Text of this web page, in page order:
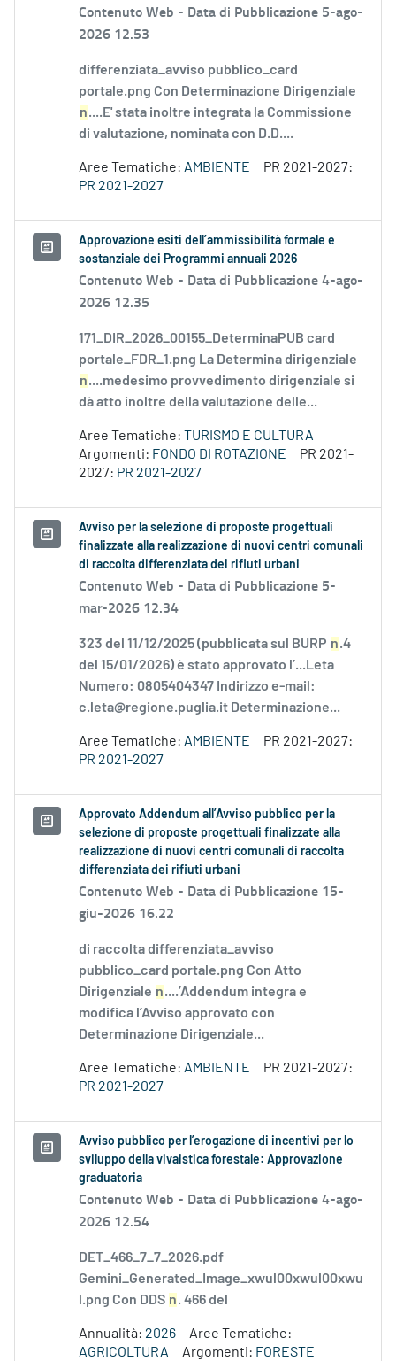
Contenuto Web - Data di Pubblicazione 5-ago-
2026 12.53
differenziata_avviso pubblico_card
portale.png Con Determinazione Dirigenziale
n....E' stata inoltre integrata la Commissione
di valutazione, nominata con D.D....
Aree Tematiche: AMBIENTE
PR 2021-2027:
PR 2021-2027
Approvazione esiti dell’ammissibilità formale e
sostanziale dei Programmi annuali 2026
Contenuto Web - Data di Pubblicazione 4-ago-
2026 12.35
171_DIR_2026_00155_DeterminaPUB card
portale_FDR_1.png La Determina dirigenziale
n....medesimo provvedimento dirigenziale si
dà atto inoltre della valutazione delle...
Aree Tematiche: TURISMO E CULTURA
Argomenti: FONDO DI ROTAZIONE
PR 2021-
2027: PR 2021-2027
Avviso per la selezione di proposte progettuali
finalizzate alla realizzazione di nuovi centri comunali
di raccolta differenziata dei rifiuti urbani
Contenuto Web - Data di Pubblicazione 5-
mar-2026 12.34
323 del 11/12/2025 (pubblicata sul BURP n.4
del 15/01/2026) è stato approvato l’...Leta
Numero: 0805404347 Indirizzo e-mail:
c.leta@regione.puglia.it Determinazione...
Aree Tematiche: AMBIENTE
PR 2021-2027:
PR 2021-2027
Approvato Addendum all’Avviso pubblico per la
selezione di proposte progettuali finalizzate alla
realizzazione di nuovi centri comunali di raccolta
differenziata dei rifiuti urbani
Contenuto Web - Data di Pubblicazione 15-
giu-2026 16.22
di raccolta differenziata_avviso
pubblico_card portale.png Con Atto
Dirigenziale n....’Addendum integra e
modifica l’Avviso approvato con
Determinazione Dirigenziale...
Aree Tematiche: AMBIENTE
PR 2021-2027:
PR 2021-2027
Avviso pubblico per l’erogazione di incentivi per lo
sviluppo della vivaistica forestale: Approvazione
graduatoria
Contenuto Web - Data di Pubblicazione 4-ago-
2026 12.54
DET_466_7_7_2026.pdf
Gemini_Generated_Image_xwul00xwul00xwu
l.png Con DDS n. 466 del
Annualità: 2026
Aree Tematiche:
AGRICOLTURA
Argomenti: FORESTE